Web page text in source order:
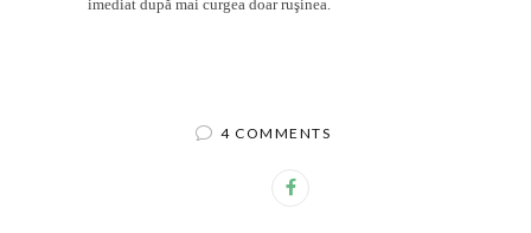
imediat după mai curgea doar ruşinea.
4 COMMENTS